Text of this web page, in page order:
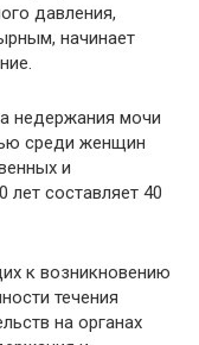
давления,
начинает
недержания мочи
среди женщин
и
лет составляет 40
к возникновению
течения
на органах